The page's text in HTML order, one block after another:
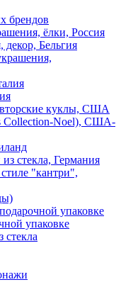
брендов
ёлки, Россия
Бельгия
куклы, США
Collection-Noel), США-
стекла, Германия
"кантри",
упаковке
упаковке